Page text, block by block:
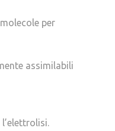
per
assimilabili
l’elettrolisi.